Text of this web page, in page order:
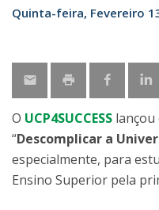
Quinta-feira, Fevereiro
O UCP4SUCCESS lançou
“Descomplicar a
especialmente, para
Ensino Superior pela